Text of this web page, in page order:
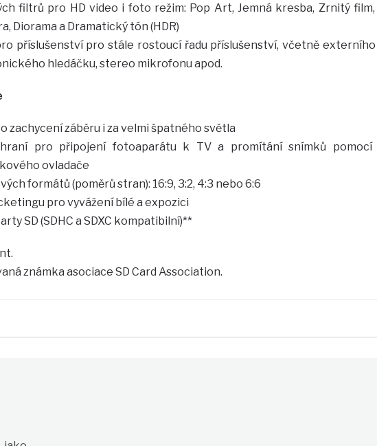
filtrů pro HD video i foto režim: Pop Art, Jemná kresba, Zrnitý film,
Diorama a Dramatický tón (HDR)
příslušenství pro stále rostoucí řadu příslušenství, včetně externího
hledáčku, stereo mikrofonu apod.
zachycení záběru i za velmi špatného světla
pro připojení fotoaparátu k TV a promítání snímků pomocí
ovladače
formátů (poměrů stran): 16:9, 3:2, 4:3 nebo 6:6
pro vyvážení bílé a expozici
SD (SDHC a SDXC kompatibilní)**
známka asociace SD Card Association.